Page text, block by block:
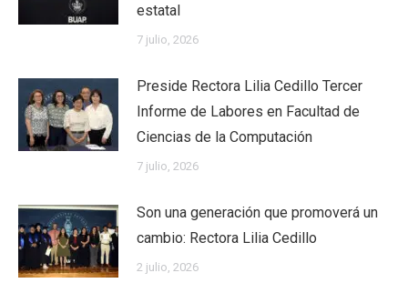
estatal
7 julio, 2026
Preside Rectora Lilia Cedillo Tercer
Informe de Labores en Facultad de
Ciencias de la Computación
7 julio, 2026
Son una generación que promoverá un
cambio: Rectora Lilia Cedillo
2 julio, 2026